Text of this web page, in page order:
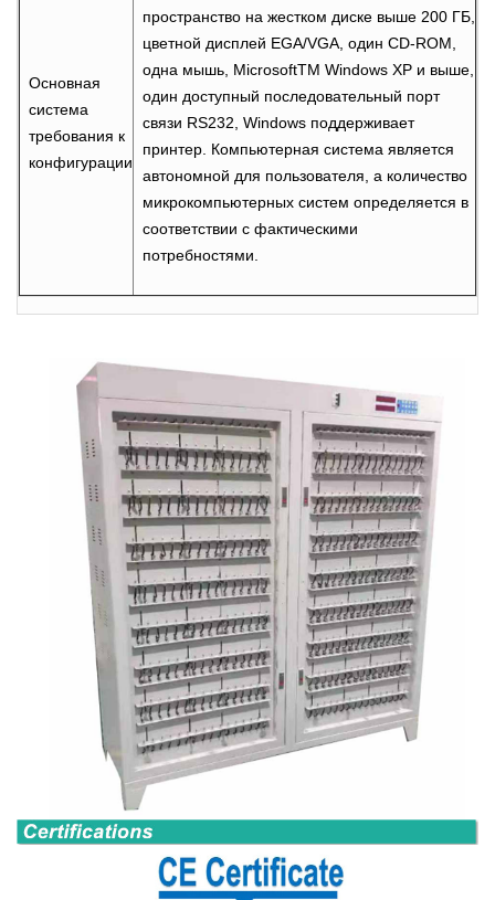
Основная
система
требования к
конфигурации
пространство на жестком диске выше 200 ГБ,
цветной дисплей EGA/VGA, один CD-ROM,
одна мышь, MicrosoftTM Windows XP и выше,
один доступный последовательный порт
связи RS232, Windows поддерживает
принтер. Компьютерная система является
автономной для пользователя, а количество
микрокомпьютерных систем определяется в
соответствии с фактическими
потребностями.